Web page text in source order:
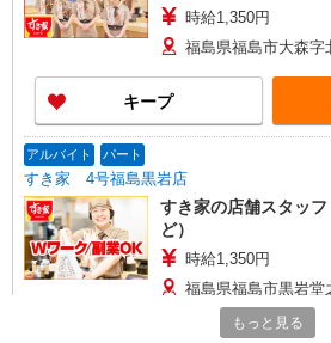
時給1,350円
福島県福島市大森字
キープ
アルバイト パート
すき家 4号福島黒岩店
すき家の店舗スタッ
ど）
時給1,350円
福島県福島市黒岩堂
もっと見る